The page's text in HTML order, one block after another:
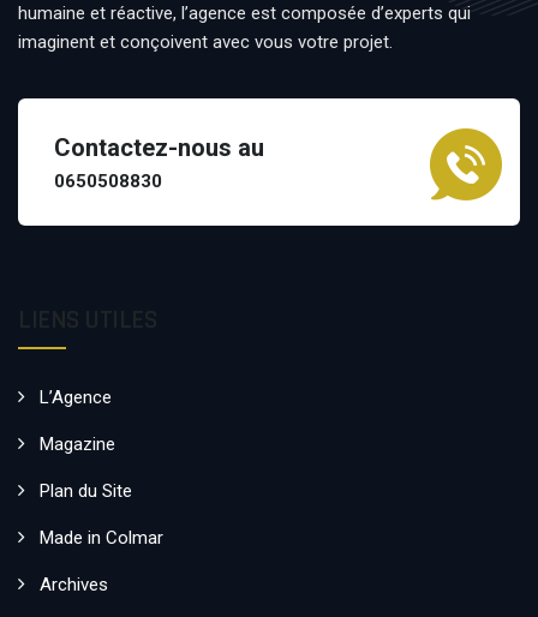
humaine et réactive, l’agence est composée d’experts qui
imaginent et conçoivent avec vous votre projet.
Contactez-nous au
0650508830
L’Agence
Magazine
Plan du Site
Made in Colmar
Archives